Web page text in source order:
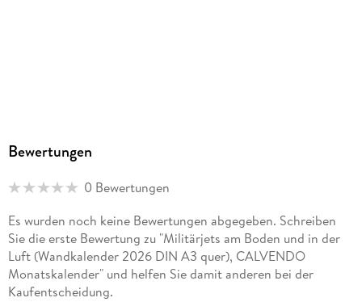
Bewertungen
0 Bewertungen
Es wurden noch keine Bewertungen abgegeben. Schreiben
Sie die erste Bewertung zu "Militärjets am Boden und in der
Luft (Wandkalender 2026 DIN A3 quer), CALVENDO
Monatskalender" und helfen Sie damit anderen bei der
Kaufentscheidung.